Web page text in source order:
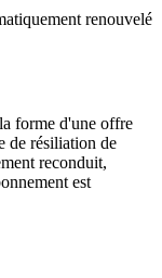
renouvelé
forme d'une offre
de résiliation de
reconduit,
est